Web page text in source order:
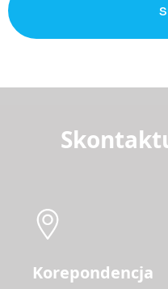
Korepondencja